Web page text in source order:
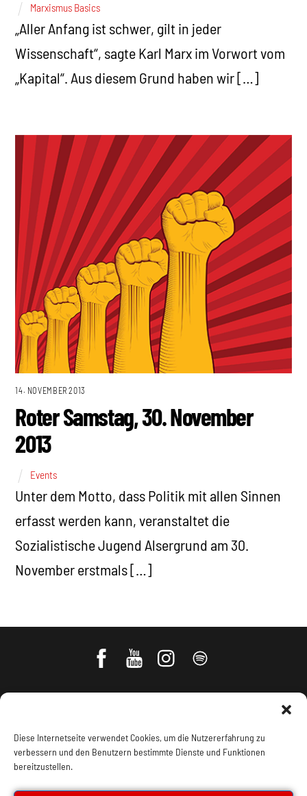
Diese Internetseite verwendet Cookies, um die Nutzererfahrung zu
verbessern und den Benutzern bestimmte Dienste und Funktionen
bereitzustellen.
Marxismus Basics
„Aller Anfang ist schwer, gilt in jeder
Wissenschaft“, sagte Karl Marx im Vorwort vom
„Kapital“. Aus diesem Grund haben wir […]
14. NOVEMBER 2013
Roter Samstag, 30. November
2013
Events
Unter dem Motto, dass Politik mit allen Sinnen
erfasst werden kann, veranstaltet die
Sozialistische Jugend Alsergrund am 30.
November erstmals […]